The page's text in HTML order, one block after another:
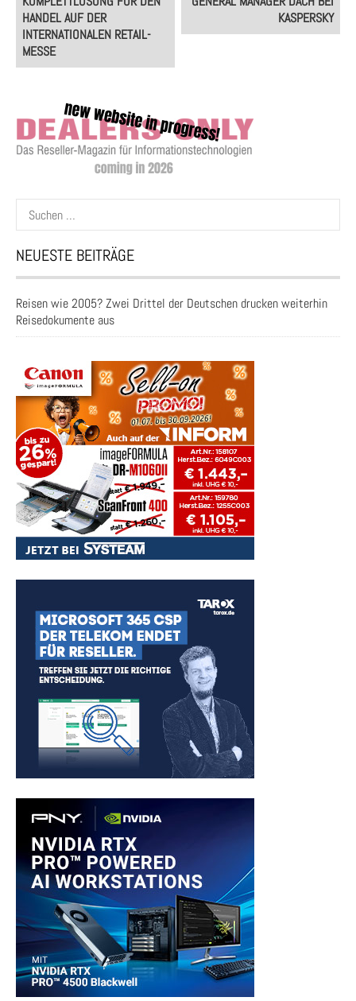
HANDEL AUF DER
INTERNATIONALEN RETAIL-
MESSE
KASPERSKY
Suchen
nach:
NEUESTE BEITRÄGE
Reisen wie 2005? Zwei Drittel der Deutschen drucken weiterhin
Reisedokumente aus